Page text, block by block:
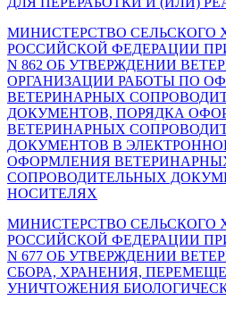
МИНИСТЕРСТВО СЕЛЬСКОГО
РОССИЙСКОЙ ФЕДЕРАЦИИ
N 862 ОБ УТВЕРЖДЕНИИ
ОРГАНИЗАЦИИ РАБОТЫ ПО
ВЕТЕРИНАРНЫХ
ДОКУМЕНТОВ, ПОРЯДКА
ВЕТЕРИНАРНЫХ
ДОКУМЕНТОВ В
ОФОРМЛЕНИЯ
СОПРОВОДИТЕЛЬНЫХ
НОСИТЕЛЯХ
МИНИСТЕРСТВО СЕЛЬСКОГО
РОССИЙСКОЙ ФЕДЕРАЦИИ
N 677 ОБ УТВЕРЖДЕНИИ
СБОРА, ХРАНЕНИЯ,
УНИЧТОЖЕНИЯ